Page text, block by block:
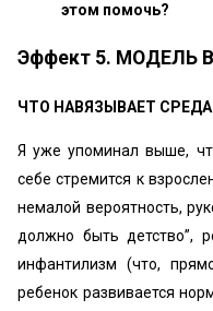
этом помочь?
Эффект 5. МОДЕЛЬ
ЧТО НАВЯЗЫВАЕТ
Я уже упоминал выше,
себе стремится к
немалой вероятность,
должно быть детство”,
инфантилизм (что,
ребенок развивается